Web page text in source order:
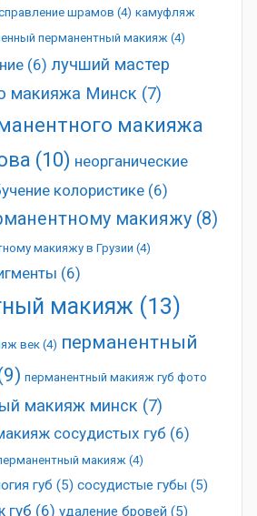
шрамов (4) камуфляж
перманентный макияж (4)
(6) лучший мастер
макияжа Минск (7)
макияжа
(10) неорганические
колористике (6)
макияжу (8)
макияжу в Грузии (4)
(6)
макияж (13)
век (4) перманентный
перманентный макияж губ фото
макияж минск (7)
сосудистых губ (6)
макияж (4)
губ (5) сосудистые губы (5)
губ (6) удаление бровей (5)